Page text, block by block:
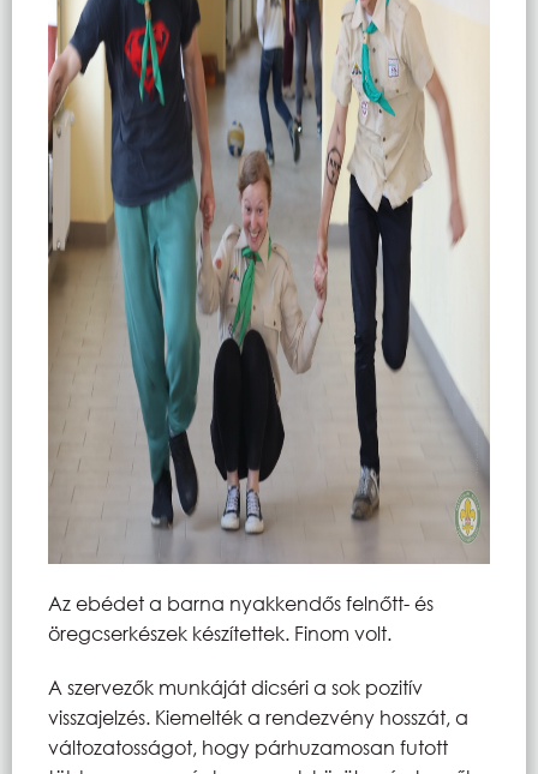
Az ebédet a barna nyakkendős felnőtt- és
öregcserkészek készítettek. Finom volt.
A szervezők munkáját dicséri a sok pozitív
visszajelzés. Kiemelték a rendezvény hosszát, a
változatosságot, hogy párhuzamosan futott